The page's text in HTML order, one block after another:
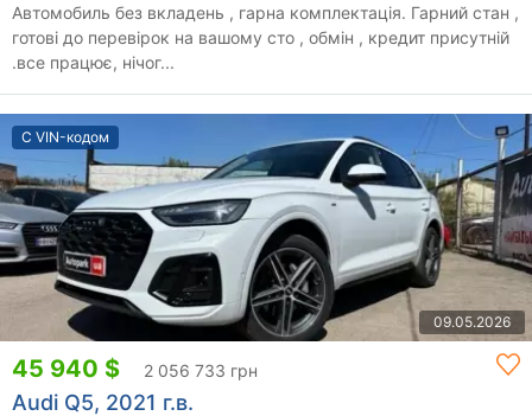
Автомобиль без вкладень , гарна комплектація. Гарний стан ,
готові до перевірок на вашому сто , обмін , кредит присутній
.все працює, нічог...
С VIN-кодом
09.05.2026
45 940 $ 2 056 733 грн
Audi Q5, 2021 г.в.